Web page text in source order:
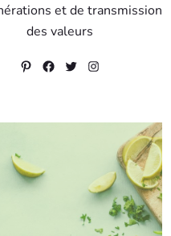
et de transmission
des valeurs
Pinterest
Facebook
TwitterInstagram